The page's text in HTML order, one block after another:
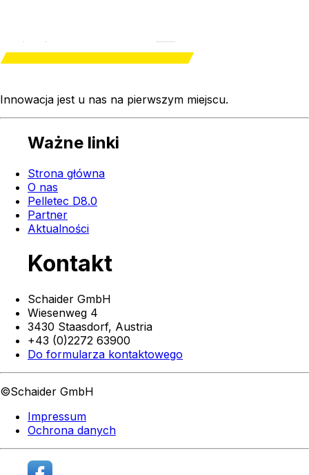
Innowacja jest u nas na pierwszym miejscu.
Ważne linki
Strona główna
O nas
Pelletec D8.0
Partner
Aktualności
Kontakt
Schaider GmbH
Wiesenweg 4
3430 Staasdorf, Austria
+43 (0)2272 63900
Do formularza kontaktowego
©Schaider GmbH
Impressum
Ochrona danych